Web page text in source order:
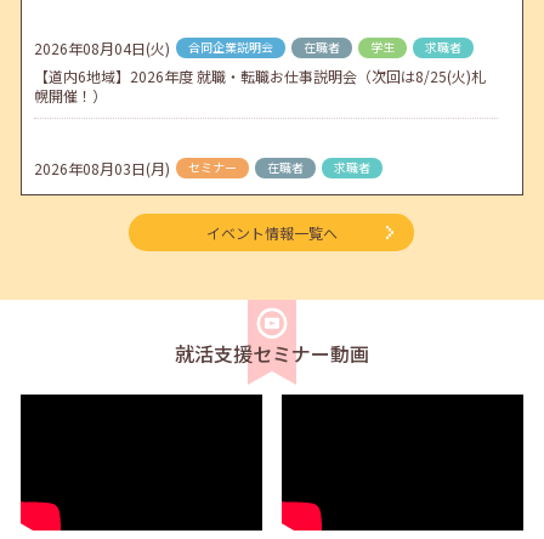
2026年08月04日(火) 合同企業説明会 在職者 学生 求職者
【道内6地域】2026年度 就職・転職お仕事説明会（次回は8/25(火)札
幌開催！）
2026年08月03日(月) セミナー 在職者 求職者
【函館・対面】9月4日（金）【未経験可】求人のリアルを知る人事担
当者へのインタビューセミナー 12:50～13:20
【北見・対面】9月16日（水）【未経験可】求人のリアルを知る人事担
当者へのインタビューセミナー 12:40～13:20
2026年08月01日(土) セミナー 在職者 学生 求職者
イベント情報一覧へ
就活支援セミナー動画